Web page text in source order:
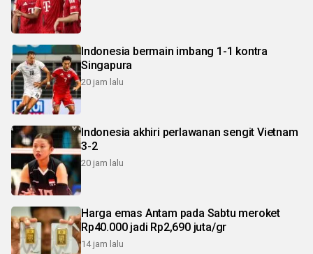
Indonesia bermain imbang 1-1 kontra
Singapura
20 jam lalu
Indonesia akhiri perlawanan sengit Vietnam
3-2
20 jam lalu
Harga emas Antam pada Sabtu meroket
Rp40.000 jadi Rp2,690 juta/gr
14 jam lalu